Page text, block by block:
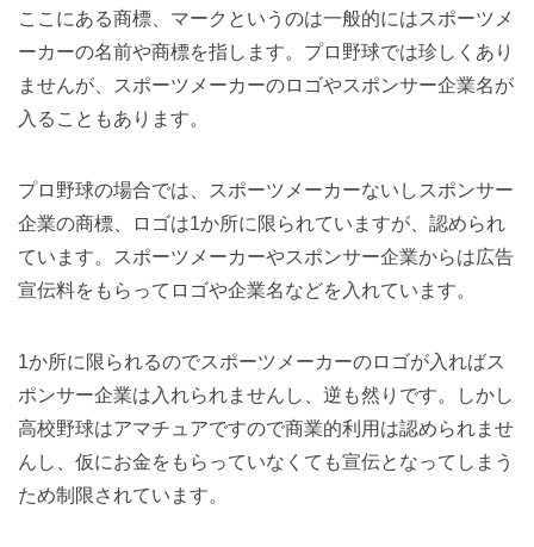
ここにある商標、マークというのは一般的にはスポーツメ
ーカーの名前や商標を指します。プロ野球では珍しくあり
ませんが、スポーツメーカーのロゴやスポンサー企業名が
入ることもあります。
プロ野球の場合では、スポーツメーカーないしスポンサー
企業の商標、ロゴは1か所に限られていますが、認められ
ています。スポーツメーカーやスポンサー企業からは広告
宣伝料をもらってロゴや企業名などを入れています。
1か所に限られるのでスポーツメーカーのロゴが入ればス
ポンサー企業は入れられませんし、逆も然りです。しかし
高校野球はアマチュアですので商業的利用は認められませ
んし、仮にお金をもらっていなくても宣伝となってしまう
ため制限されています。